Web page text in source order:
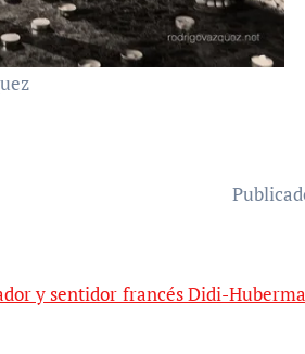
y sentidor francés Didi-